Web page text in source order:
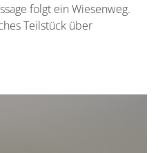
folgt ein Wiesenweg.
Teilstück über